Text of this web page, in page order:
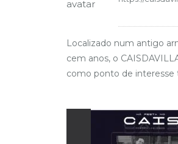
Localizado num antigo
cem anos, o
como ponto de interesse